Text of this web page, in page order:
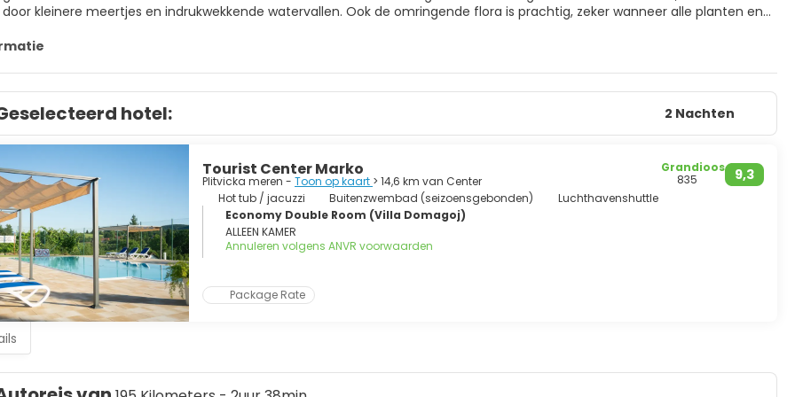
kleinere meertjes en indrukwekkende watervallen. Ook de omringende flora is prachtig, zeker wanneer alle planten en
Hou er wel rekening mee dat je in de Plitvice meren helaas niet mag zwemmen. Dit is wel toegestaan in het gelijkaardig
hotel: 2 Nachten
Tourist Center Marko
Plitvicka meren - Toon op kaart > 14,6 km van Center 9,3
Grandioos
835
Hot tub / jacuzzi
Buitenzwembad (seizoensgebonden)
Luchthavenshuttle
Economy Double Room (Villa Domagoj)
ALLEEN KAMER
Annuleren volgens ANVR voorwaarden
Package Rate